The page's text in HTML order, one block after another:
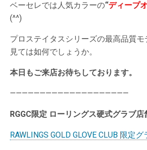
ベーセレでは人気カラーの“ディープ
(^^)
プロステイタスシリーズの最高品質モ
見ては如何でしょうか。
本日もご来店お待ちしております。
————————————————————
RGGC限定 ローリングス硬式グラブ
RAWLINGS GOLD GLOVE CLUB 限定グ